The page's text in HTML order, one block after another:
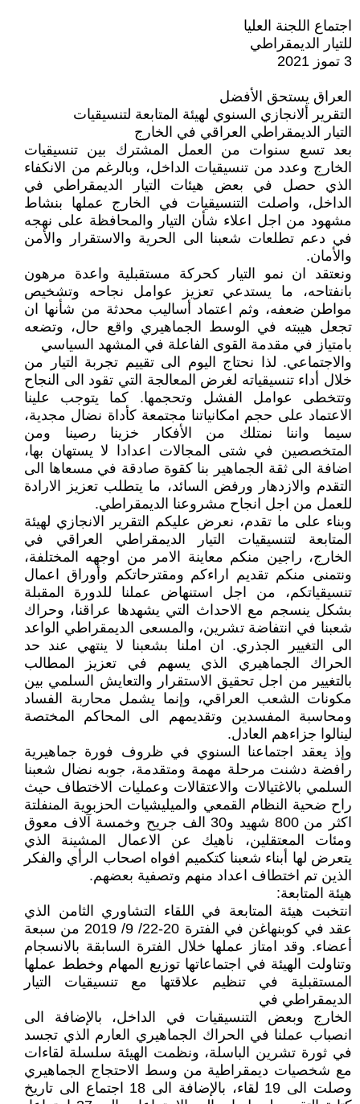
اجتماع اللجنة العليا
للتيار الديمقراطي
3 تموز 2021
العراق يستحق الأفضل
التقرير ألانجازي السنوي لهيئة المتابعة لتنسيقيات
التيار الديمقراطي العراقي في الخارج
بعد تسع سنوات من العمل المشترك بين تنسيقيات
الخارج وعدد من تنسيقيات الداخل، وبالرغم من الانكفاء
الذي حصل في بعض هيئات التيار الديمقراطي في
الداخل، واصلت التنسيقيات في الخارج عملها بنشاط
مشهود من اجل اعلاء شأن التيار والمحافظة على نهجه
في دعم تطلعات شعبنا الى الحرية والاستقرار والأمن
والأمان.
ونعتقد ان نمو التيار كحركة مستقبلية واعدة مرهون
بانفتاحه، ما يستدعي تعزيز عوامل نجاحه وتشخيص
مواطن ضعفه، وثم اعتماد أساليب محدثة من شأنها ان
تجعل هيبته في الوسط الجماهيري واقع حال، وتضعه
بامتياز في مقدمة القوى الفاعلة في المشهد السياسي
والاجتماعي. لذا نحتاج اليوم الى تقييم تجربة التيار من
خلال أداء تنسيقياته لغرض المعالجة التي تقود الى النجاح
وتتخطى عوامل الفشل وتحجمها. كما يتوجب علينا
الاعتماد على حجم امكانياتنا مجتمعة كأداة نضال مجدية،
سيما واننا نمتلك من الأفكار خزينا رصينا ومن
المتخصصين في شتى المجالات اعدادا لا يستهان بها،
اضافة الى ثقة الجماهير بنا كقوة صادقة في مسعاها الى
التقدم والازدهار ورفض السائد، ما يتطلب تعزيز الارادة
للعمل من اجل انجاح مشروعنا الديمقراطي.
وبناء على ما تقدم، نعرض عليكم التقرير الانجازي لهيئة
المتابعة لتنسيقيات التيار الديمقراطي العراقي في
الخارج، راجين منكم معاينة الامر من اوجهه المختلفة،
ونتمنى منكم تقديم اراءكم ومقترحاتكم وأوراق اعمال
تنسيقياتكم، من اجل استنهاض عملنا للدورة المقبلة
بشكل ينسجم مع الاحداث التي يشهدها عراقنا، وحراك
شعبنا في انتفاضة تشرين، والمسعى الديمقراطي الواعد
الى التغيير الجذري. ان املنا بشعبنا لا ينتهي عند حد
الحراك الجماهيري الذي يسهم في تعزيز المطالب
بالتغيير من اجل تحقيق الاستقرار والتعايش السلمي بين
مكونات الشعب العراقي، وإنما يشمل محاربة الفساد
ومحاسبة المفسدين وتقديمهم الى المحاكم المختصة
لينالوا جزاءهم العادل.
وإذ يعقد اجتماعنا السنوي في ظروف فورة جماهيرية
رافضة دشنت مرحلة مهمة ومتقدمة، جوبه نضال شعبنا
السلمي بالاغتيالات والاعتقالات وعمليات الاختطاف حيث
راح ضحية النظام القمعي والميليشيات الحزبوية المنفلتة
اكثر من 800 شهيد و30 الف جريح وخمسة آلاف معوق
ومئات المعتقلين، ناهيك عن الاعمال المشينة الذي
يتعرض لها أبناء شعبنا كتكميم افواه اصحاب الرأي والفكر
الذين تم اختطاف اعداد منهم وتصفية بعضهم.
هيئة المتابعة:
انتخبت هيئة المتابعة في اللقاء التشاوري الثامن الذي
عقد في كوبنهاغن في الفترة 20-22/ 9/ 2019 من سبعة
أعضاء. وقد امتاز عملها خلال الفترة السابقة بالانسجام
وتناولت الهيئة في اجتماعاتها توزيع المهام وخطط عملها
المستقبلية في تنظيم علاقتها مع تنسيقيات التيار
الديمقراطي في
الخارج وبعض التنسيقيات في الداخل، بالإضافة الى
انصباب عملنا في الحراك الجماهيري العارم الذي تجسد
في ثورة تشرين الباسلة، ونظمت الهيئة سلسلة لقاءات
مع شخصيات ديمقراطية من وسط الاحتجاج الجماهيري
وصلت الى 19 لقاء، بالإضافة الى 18 اجتماع الى تاريخ